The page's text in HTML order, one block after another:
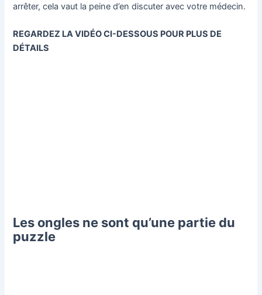
arrêter, cela vaut la peine d’en discuter avec votre médecin.
REGARDEZ LA VIDÉO CI-DESSOUS POUR PLUS DE
DÉTAILS
Les ongles ne sont qu’une partie du
puzzle